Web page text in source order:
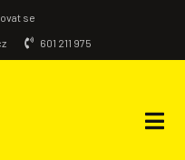
se
601 211 975